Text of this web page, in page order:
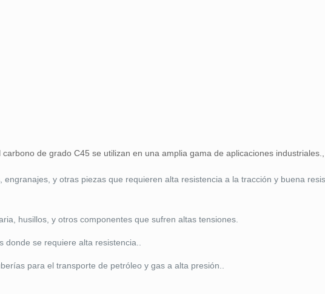
de grado C45 se utilizan en una amplia gama de aplicaciones
engranajes, y otras piezas que requieren alta resistencia a la tracción y buena
husillos, y otros componentes que sufren altas tensiones.
donde se requiere alta resistencia..
para el transporte de petróleo y gas a alta presión..